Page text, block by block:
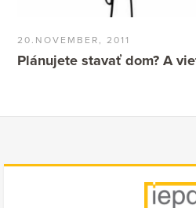
20.NOVEMBER, 2011
Plánujete stavať dom? A